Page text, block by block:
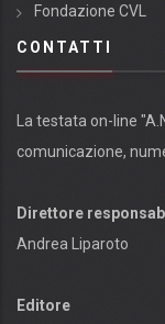
Fondazione CVL
CONTATTI
La testata on-line
comunicazione,
Direttore
Andrea Liparoto
Editore